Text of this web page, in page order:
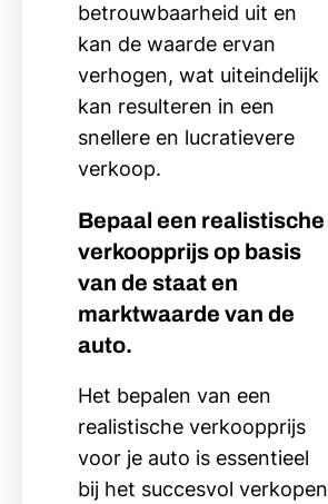
betrouwbaarheid uit en
kan de waarde ervan
verhogen, wat uiteindelijk
kan resulteren in een
snellere en lucratievere
verkoop.
Bepaal een realistische
verkoopprijs op basis
van de staat en
marktwaarde van de
auto.
Het bepalen van een
realistische verkoopprijs
voor je auto is essentieel
bij het succesvol verkopen